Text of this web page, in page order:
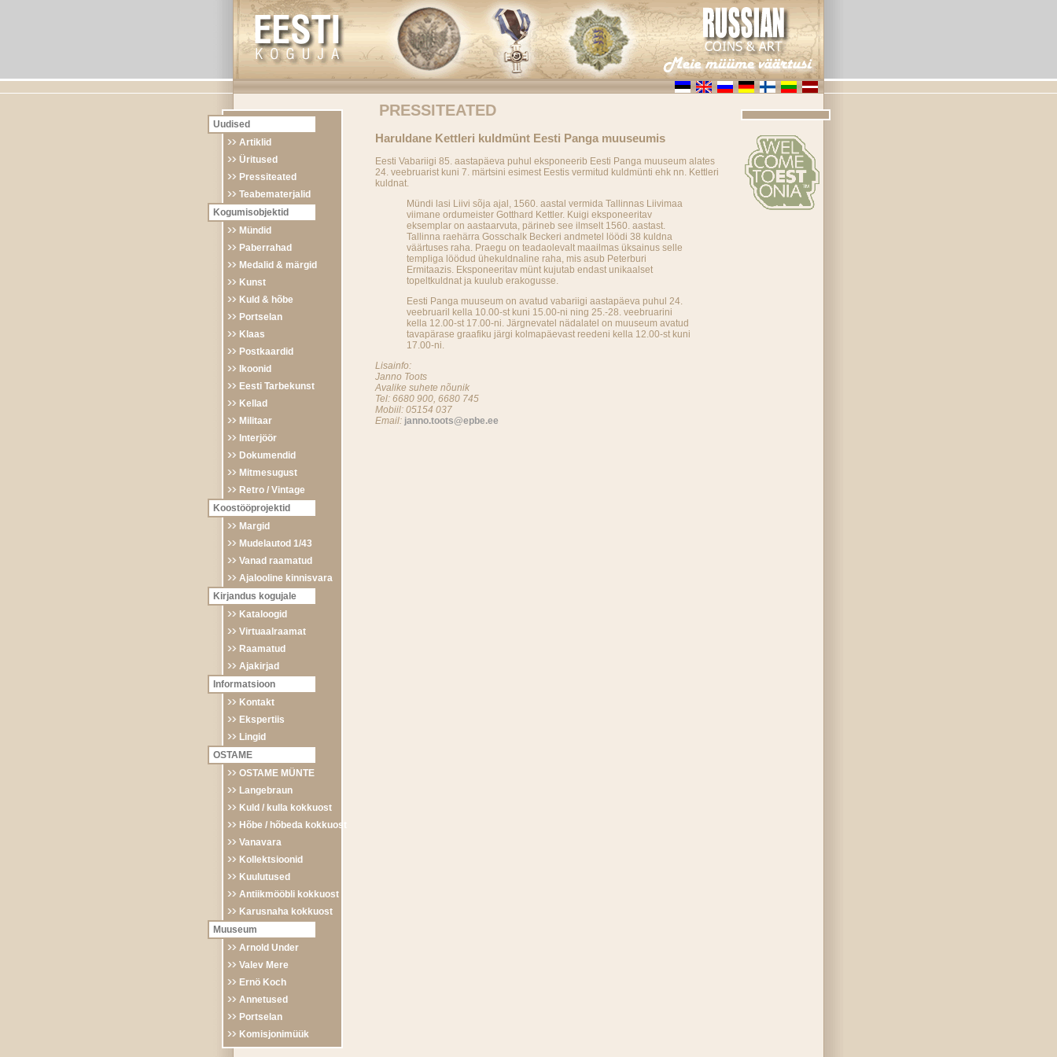
Uudised
Artiklid
Üritused
Pressiteated
Teabematerjalid
Kogumisobjektid
Mündid
Paberrahad
Medalid & märgid
Kunst
Kuld & hõbe
Portselan
Klaas
Postkaardid
Ikoonid
Eesti Tarbekunst
Kellad
Militaar
Interjöör
Dokumendid
Mitmesugust
Retro / Vintage
Koostööprojektid
Margid
Mudelautod 1/43
Vanad raamatud
Ajalooline kinnisvara
Kirjandus kogujale
Kataloogid
Virtuaalraamat
Raamatud
Ajakirjad
Informatsioon
Kontakt
Ekspertiis
Lingid
OSTAME
OSTAME MÜNTE
Langebraun
Kuld / kulla kokkuost
Hõbe / hõbeda kokkuost
Vanavara
Kollektsioonid
Kuulutused
Antiikmööbli kokkuost
Karusnaha kokkuost
Muuseum
Arnold Under
Valev Mere
Ernö Koch
Annetused
Portselan
Komisjonimüük
PRESSITEATED
Haruldane Kettleri kuldmünt Eesti Panga muuseumis
Eesti Vabariigi 85. aastapäeva puhul eksponeerib Eesti Panga muuseum alates
24. veebruarist kuni 7. märtsini esimest Eestis vermitud kuldmünti ehk nn. Kettleri
kuldnat.
Mündi lasi Liivi sõja ajal, 1560. aastal vermida Tallinnas Liivimaa
viimane ordumeister Gotthard Kettler. Kuigi eksponeeritav
eksemplar on aastaarvuta, pärineb see ilmselt 1560. aastast.
Tallinna raehärra Gosschalk Beckeri andmetel löödi 38 kuldna
väärtuses raha. Praegu on teadaolevalt maailmas üksainus selle
templiga löödud ühekuldnaline raha, mis asub Peterburi
Ermitaazis. Eksponeeritav münt kujutab endast unikaalset
topeltkuldnat ja kuulub erakogusse.
Eesti Panga muuseum on avatud vabariigi aastapäeva puhul 24.
veebruaril kella 10.00-st kuni 15.00-ni ning 25.-28. veebruarini
kella 12.00-st 17.00-ni. Järgnevatel nädalatel on muuseum avatud
tavapärase graafiku järgi kolmapäevast reedeni kella 12.00-st kuni
17.00-ni.
Lisainfo:
Janno Toots
Avalike suhete nõunik
Tel: 6680 900, 6680 745
Mobiil: 05154 037
Email: janno.toots@epbe.ee